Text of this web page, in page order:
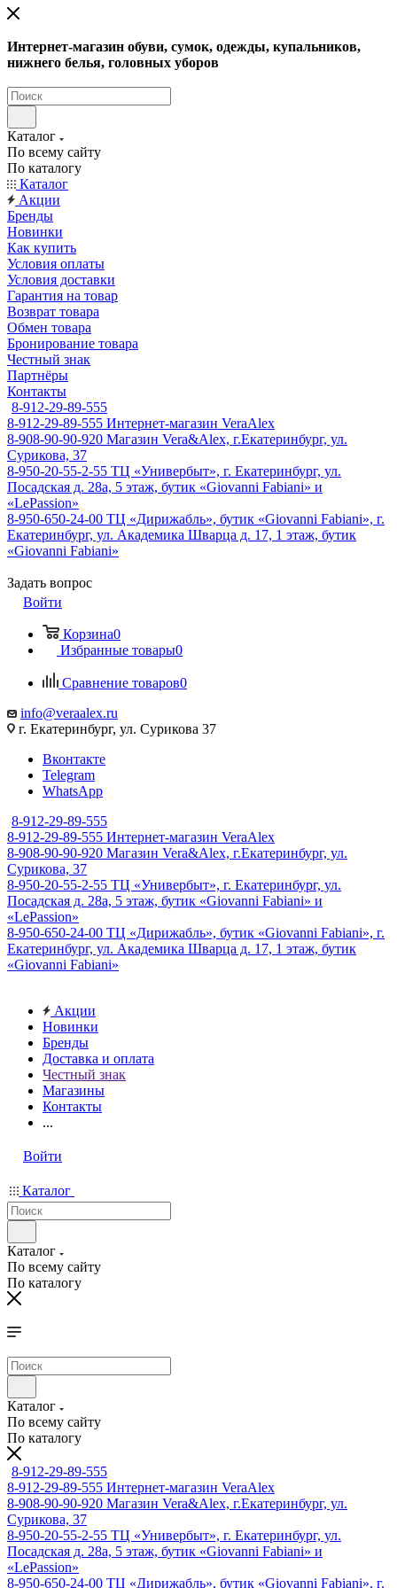
Интернет-магазин обуви, сумок, одежды, купальников,
нижнего белья, головных уборов
Каталог
По всему сайту
По каталогу
Каталог
Акции
Бренды
Новинки
Как купить
Условия оплаты
Условия доставки
Гарантия на товар
Возврат товара
Обмен товара
Бронирование товара
Честный знак
Партнёры
Контакты
8-912-29-89-555
8-912-29-89-555 Интернет-магазин VeraAlex
8-908-90-90-920 Магазин Vera&Alex, г.Екатеринбург, ул.
Сурикова, 37
8-950-20-55-2-55 ТЦ «Универбыт», г. Екатеринбург, ул.
Посадская д. 28а, 5 этаж, бутик «Giovanni Fabiani» и
«LePassion»
8-950-650-24-00 ТЦ «Дирижабль», бутик «Giovanni Fabiani», г.
Екатеринбург, ул. Академика Шварца д. 17, 1 этаж, бутик
«Giovanni Fabiani»
Задать вопрос
Войти
Корзина0
Избранные товары0
Сравнение товаров0
info@veraalex.ru
г. Екатеринбург, ул. Сурикова 37
Вконтакте
Telegram
WhatsApp
8-912-29-89-555
8-912-29-89-555 Интернет-магазин VeraAlex
8-908-90-90-920 Магазин Vera&Alex, г.Екатеринбург, ул.
Сурикова, 37
8-950-20-55-2-55 ТЦ «Универбыт», г. Екатеринбург, ул.
Посадская д. 28а, 5 этаж, бутик «Giovanni Fabiani» и
«LePassion»
8-950-650-24-00 ТЦ «Дирижабль», бутик «Giovanni Fabiani», г.
Екатеринбург, ул. Академика Шварца д. 17, 1 этаж, бутик
«Giovanni Fabiani»
Акции
Новинки
Бренды
Доставка и оплата
Честный знак
Магазины
Контакты
...
Войти
Каталог
Каталог
По всему сайту
По каталогу
Каталог
По всему сайту
По каталогу
8-912-29-89-555
8-912-29-89-555 Интернет-магазин VeraAlex
8-908-90-90-920 Магазин Vera&Alex, г.Екатеринбург, ул.
Сурикова, 37
8-950-20-55-2-55 ТЦ «Универбыт», г. Екатеринбург, ул.
Посадская д. 28а, 5 этаж, бутик «Giovanni Fabiani» и
«LePassion»
8-950-650-24-00 ТЦ «Дирижабль», бутик «Giovanni Fabiani», г.